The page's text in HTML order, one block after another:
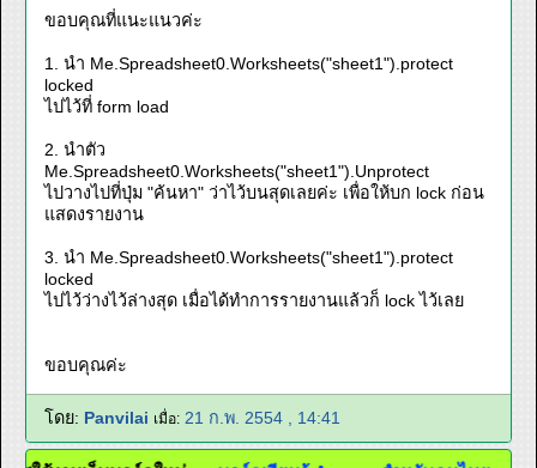
ขอบคุณที่แนะแนวค่ะ
1. นำ Me.Spreadsheet0.Worksheets("sheet1").protect
locked
ไปไว้ที่ form load
2. นำตัว
Me.Spreadsheet0.Worksheets("sheet1").Unprotect
ไปวางไปที่ปุ่ม "ค้นหา" ว่าไว้บนสุดเลยค่ะ เพื่อให้บก lock ก่อน
แสดงรายงาน
3. นำ Me.Spreadsheet0.Worksheets("sheet1").protect
locked
ไปไว้ว่างไว้ล่างสุด เมื่อได้ทำการรายงานแล้วก็ lock ไว้เลย
ขอบคุณค่ะ
โดย: Panvilai เมื่อ: 21 ก.พ. 2554 , 14:41